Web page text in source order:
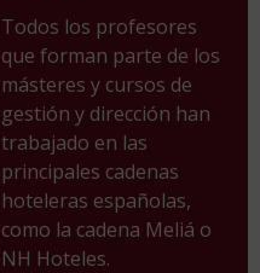
Todos los profesores
que forman parte de los
másteres y cursos de
gestión y dirección han
trabajado en las
principales cadenas
hoteleras españolas,
como la cadena Meliá o
NH Hoteles.